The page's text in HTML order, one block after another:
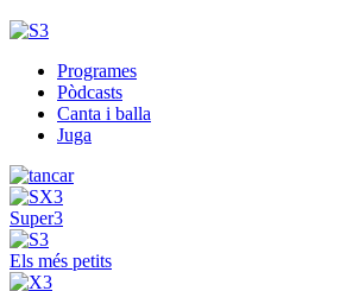
Programes
Pòdcasts
Canta i balla
Juga
Super3
Els més petits